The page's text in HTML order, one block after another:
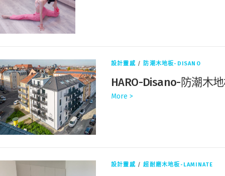
設計靈感/ 防潮木地板-DISANO
HARO-Disano-防潮木
More >
設計靈感/超耐磨木地板-LAMINATE